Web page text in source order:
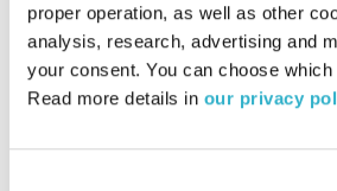
proper operation, as well as other
analysis, research, advertising and
your consent. You can choose
Read more details in our privacy